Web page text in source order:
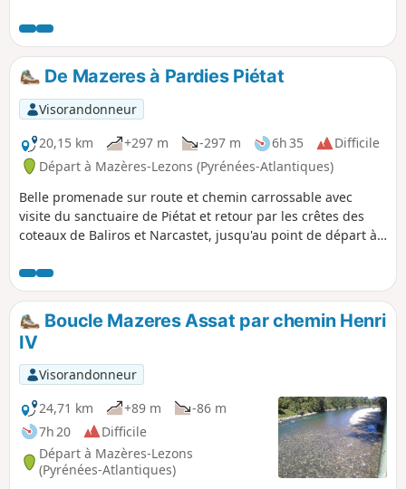
De Mazeres à Pardies Piétat
Visorandonneur
20,15 km
+297 m -297 m 6h 35
Difficile
Départ à Mazères-Lezons (Pyrénées-Atlantiques)
Belle promenade sur route et chemin carrossable avec
visite du sanctuaire de Piétat et retour par les crêtes des
coteaux de Baliros et Narcastet, jusqu'au point de départ à
Boucle Mazeres Assat par chemin Henri
IV
Visorandonneur
24,71 km
+89 m
-86 m
7h 20
Difficile
Départ à Mazères-Lezons
(Pyrénées-Atlantiques)